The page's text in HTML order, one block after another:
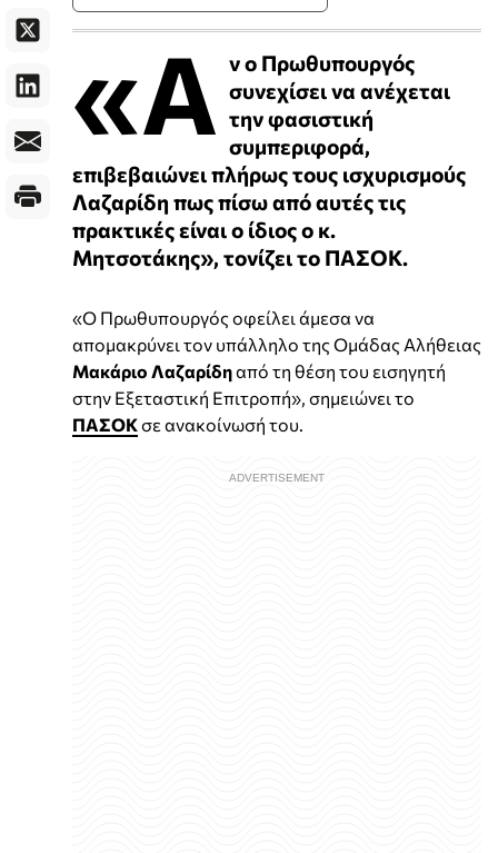
«Α ν ο Πρωθυπουργός
συνεχίσει να ανέχεται
την φασιστική
συμπεριφορά,
επιβεβαιώνει πλήρως τους ισχυρισμούς
Λαζαρίδη πως πίσω από αυτές τις
πρακτικές είναι ο ίδιος ο κ.
Μητσοτάκης», τονίζει το ΠΑΣΟΚ.
«Ο Πρωθυπουργός οφείλει άμεσα να
απομακρύνει τον υπάλληλο της Ομάδας Αλήθειας
Μακάριο Λαζαρίδηαπό τη θέση του εισηγητή
στην Εξεταστική Επιτροπή», σημειώνει το
ΠΑΣΟΚσε ανακοίνωσή του.